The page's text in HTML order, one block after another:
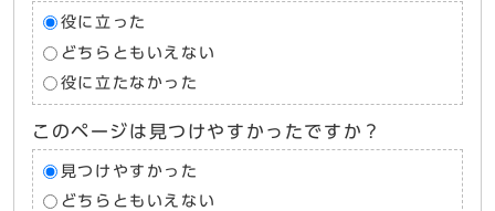
役に立った
どちらともいえない
役に立たなかった
このページは見つけやすかったですか？
見つけやすかった
どちらともいえない